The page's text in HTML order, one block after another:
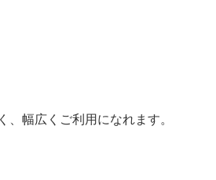
幅広くご利用になれます。